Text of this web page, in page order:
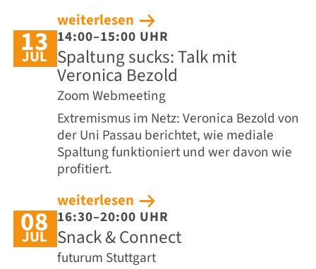
weiterlesen
13
JUL
14:00–15:00 UHR
Spaltung sucks: Talk mit
Veronica Bezold
Zoom Webmeeting
Extremismus im Netz: Veronica Bezold von
der Uni Passau berichtet, wie mediale
Spaltung funktioniert und wer davon wie
profitiert.
weiterlesen
08
JUL
16:30–20:00 UHR
Snack & Connect
futurum Stuttgart